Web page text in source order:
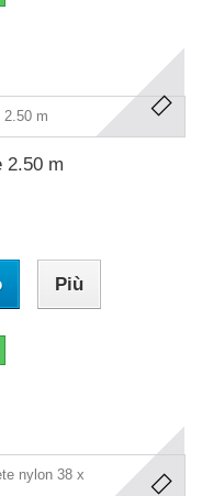
2.50 m
Più